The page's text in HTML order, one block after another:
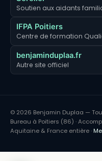
Soutien aux aidants
IFPA Poitiers
Centre de formation
benjaminduplaa.fr
Autre site officiel
© 2026 Benjamin Duplaa —
Bureau à Poitiers (86) ·
Aquitaine & France entière ·